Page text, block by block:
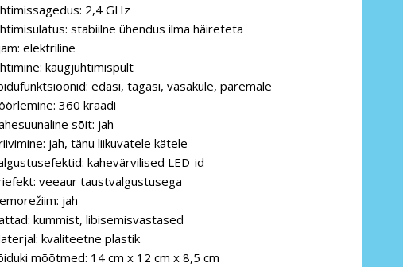
2,4 GHz
stabiilne ühendus ilma häireteta
elektriline
kaugjuhtimispult
edasi, tagasi, vasakule, paremale
360 kraadi
sõit: jah
jah, tänu liikuvatele kätele
kahevärvilised LED-id
veeaur taustvalgustusega
jah
kummist, libisemisvastased
kvaliteetne plastik
mõõtmed: 14 cm x 12 cm x 8,5 cm